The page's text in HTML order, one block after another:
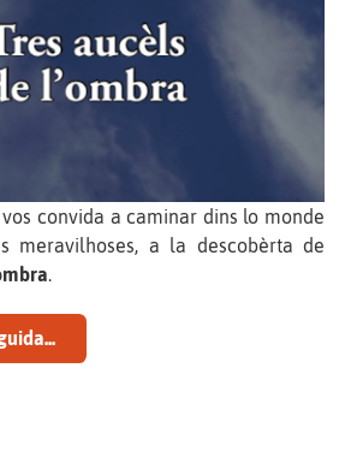
convida a caminar dins lo monde
meravilhoses, a la descobèrta de
.